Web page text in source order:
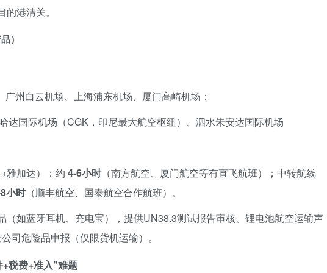
港清关。
）
广州白云机场、上海浦东机场、厦门高崎机场；
达国际机场（CGK，印尼最大航空枢纽）、泗水朱安达国际机场
雅加达）：约 4-6小时（南方航空、厦门航空等有直飞航班）；中转航线
小时（顺丰航空、国泰航空合作航班）。
（如蓝牙耳机、充电宝），提供UN38.3测试报告审核、锂电池航空运输声
司危险品申报（仅限货机运输）。
+税费+准入”难题